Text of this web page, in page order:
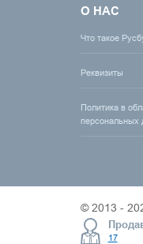
О НАС
Что такое
Реквизиты
Политика в
персональных
© 2013 -
17